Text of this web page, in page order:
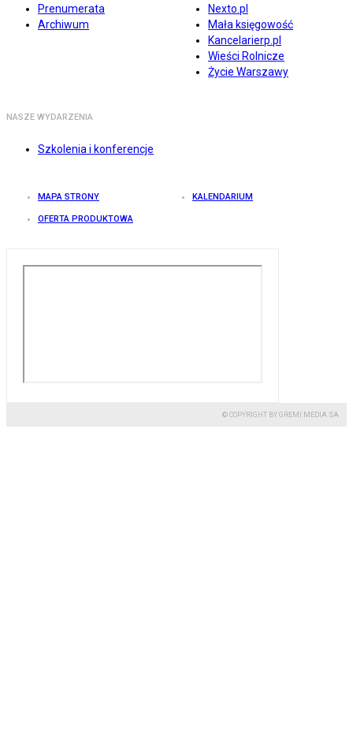
Prenumerata
Archiwum
Nexto.pl
Mała księgowość
Kancelarierp.pl
Wieści Rolnicze
Życie Warszawy
NASZE WYDARZENIA
Szkolenia i konferencje
MAPA STRONY KALENDARIUM
OFERTA PRODUKTOWA
© COPYRIGHT BY GREMI MEDIA SA